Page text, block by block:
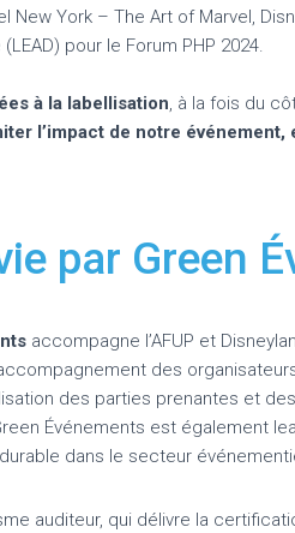
New York – The Art of Marvel,
pour le Forum PHP 2024.
à la labellisation , à la fois du
l’impact de notre
par Green
accompagne l’AFUP et
des
des parties prenantes et
Événements est également
dans le secteur
auditeur, qui délivre la